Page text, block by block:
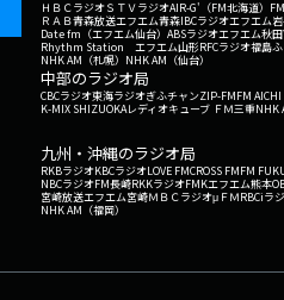
ＨＢＣラジオＳＴＶラジオAIR-G'（FM北海道）
ＲＡＢ青森放送エフエム青森IBCラジオエフエム
Date fm（エフエム仙台） ABSラジオエフエム秋田
Rhythm Station エフエム山形RFCラジオ福島
NHK AM（札幌） NHK AM（仙台）
中部のラジオ局
CBCラジオ東海ラジオぎふチャンZIP-FMFM AICHI
K-MIX SHIZUOKAレディオキューブ ＦＭ三重NHK
九州・沖縄のラジオ局
RKBラジオKBCラジオLOVE FMCROSS FMFM
NBCラジオFM長崎RKKラジオFMKエフエム熊本
宮崎放送エフエム宮崎ＭＢＣラジオμＦＭRBCiラ
NHK AM（福岡）